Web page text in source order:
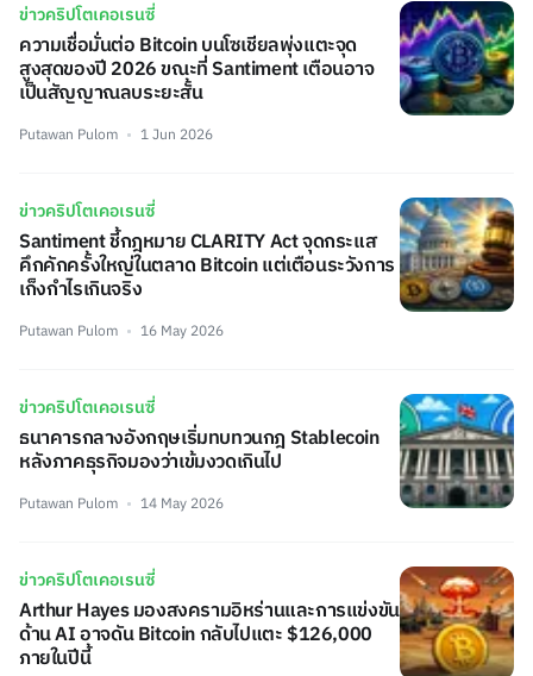
ข่าวคริปโตเคอเรนซี่
ความเชื่อมั่นต่อ Bitcoin บนโซเชียลพุ่งแตะจุด
สูงสุดของปี 2026 ขณะที่ Santiment เตือนอาจ
เป็นสัญญาณลบระยะสั้น
Putawan Pulom 1 Jun 2026
ข่าวคริปโตเคอเรนซี่
Santiment ชี้กฎหมาย CLARITY Act จุดกระแส
คึกคักครั้งใหญ่ในตลาด Bitcoin แต่เตือนระวังการ
เก็งกำไรเกินจริง
Putawan Pulom 16 May 2026
ข่าวคริปโตเคอเรนซี่
ธนาคารกลางอังกฤษเริ่มทบทวนกฎ Stablecoin
หลังภาคธุรกิจมองว่าเข้มงวดเกินไป
Putawan Pulom 14 May 2026
ข่าวคริปโตเคอเรนซี่
Arthur Hayes มองสงครามอิหร่านและการแข่งขัน
ด้าน AI อาจดัน Bitcoin กลับไปแตะ $126,000
ภายในปีนี้